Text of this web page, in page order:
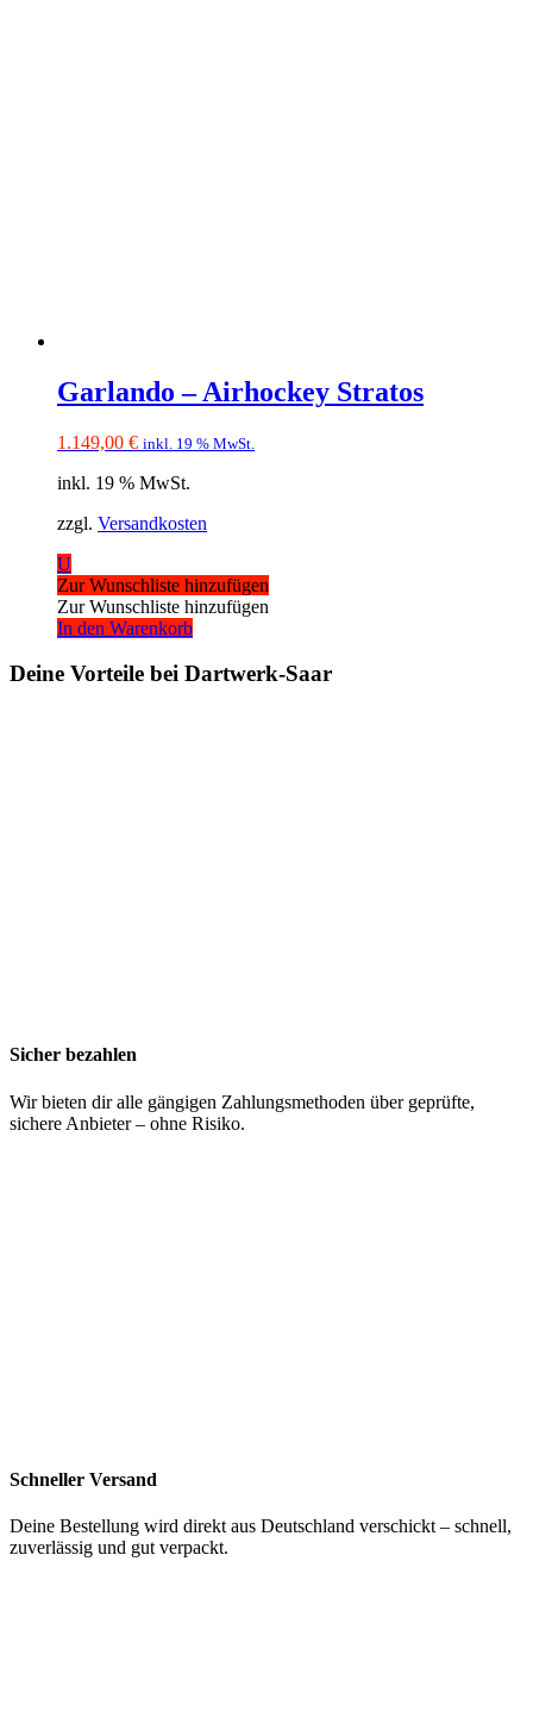
Garlando – Airhockey Stratos
1.149,00 € inkl. 19 % MwSt.
inkl. 19 % MwSt.
zzgl. Versandkosten
U
Zur Wunschliste hinzufügen
Zur Wunschliste hinzufügen
In den Warenkorb
Deine Vorteile bei Dartwerk-Saar
Sicher bezahlen
Wir bieten dir alle gängigen Zahlungsmethoden über geprüfte,
sichere Anbieter – ohne Risiko.
Schneller Versand
Deine Bestellung wird direkt aus Deutschland verschickt – schnell,
zuverlässig und gut verpackt.